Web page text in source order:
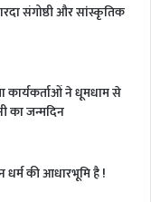
संगोष्ठी और सांस्कृतिक
कार्यकर्ताओं ने धूमधाम से
का जन्मदिन
धर्म की आधारभूमि है !